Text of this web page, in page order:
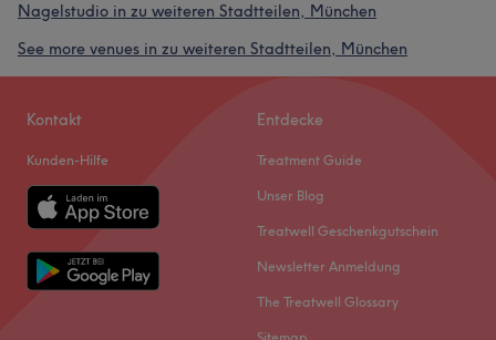
Nagelstudio in zu weiteren Stadtteilen, München
See more venues in zu weiteren Stadtteilen, München
Kontakt
Kunden-Hilfe
Entdecke
Treatment Guide
Unser Blog
Treatwell Geschenkgutschein
Newsletter Anmeldung
The Treatwell Glossary